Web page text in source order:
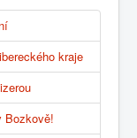
kraje
Bozkově!